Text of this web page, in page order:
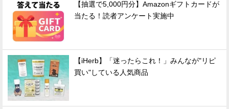
【抽選で5,000円分】Amazonギフトカードが
当たる！読者アンケート実施中
【iHerb】「迷ったらこれ！」みんなが"リピ
買い"している人気商品